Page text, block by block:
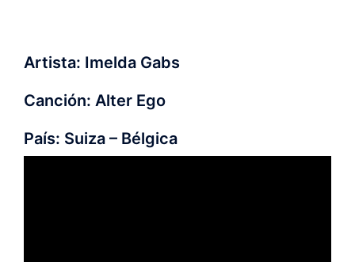
Artista: Imelda Gabs
Canción: Alter Ego
País: Suiza – Bélgica